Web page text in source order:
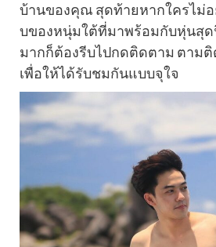
บ้านของคุณ สุดท้ายหากใครไม่
บของหนุ่มใต้ที่มาพร้อมกับหุ่นสุ
มากก็ต้องรีบไปกดติดตาม ตามติ
เพื่อให้ได้รับชมกันแบบจุใจ